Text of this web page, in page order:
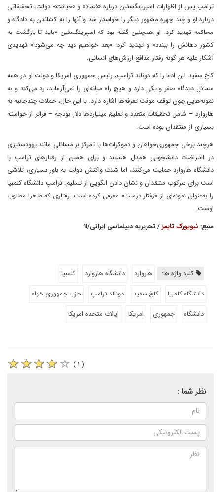
ترامپ پس از اظهارات اسپرینگستین درباره «فساد» و «خیانت» دولت، تحقیقاتی
درباره او و چند چهره مشهور دیگر را خواستار شد و آنها را به کشاندن به دادگاه و
محاکمه تهدید کرد. او همچنین گفته بود که اسپرینگستین «باید تا بازگشت به
کشور دهانش را ببندد» و تهدید کرد: «بعد خواهیم دید چه می‌شود!» تهدیدی
آشکار علیه هر گونه رفتار مدافع ارزش‌های انسانی.
کاخ سفید این ادعا را که دونالد ترامپ، رئیس جمهوری امریکا و دولت او در همه
مسائل دیدگاه صفر و یکی دارد و هیچ راه میانه‌ای را نمی‌آزماید، رد می‌کند و به
نمونه‌هایی چون توقف موقت تعرفه‌ها اشاره دارد. با این حال، حملات چندجانبه به
هاروارد – شامل تحقیقات متعدد و تعلیق میلیاردها دلار بودجه – فراتر از خواسته
بسیاری از منتقدان بوده است.
هرچند برخی جمهوری‌خواهان و دموکرات‌ها با تمرکز بر مسائلی مانند یهودستیزی
در اعتراضات دانشجویی همدل هستند و برای همین از رفتارهای ترامپ با
دانشگاه هاروارد حمایت می‌کنند، اما شدت واکنش دولت به باور بسیاری، تلاشی
است برای سرکوب منتقدان و نشان دادن الگویی از تسلیم. ترامپ دانشگاه کلمبیا
را به‌عنوان نمونه‌ای از «رفتار درست» معرفی کرده است. رفتاری که ظاهرا مطلوب
اوست.
منبع: نیویورک تایمز/ تحریریه دیپلماسی ایرانی/۱۱
کلید واژه ها: هاروارد دانشگاه هاروارد
کلمبیا
دانشگاه کلمبیا
کاخ سفید دونالد ترامپ
حزب جمهوری خواه
دانشگاه
جمهوری امریکا ایالات متحده امریکا
( ۱ )
نظر شما :